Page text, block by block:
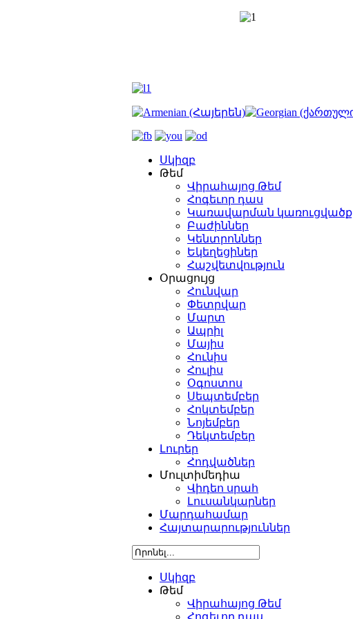
Սկիզբ
Թեմ
Վիրահայոց Թեմ
Հոգեւոր դաս
Կառավարման կառուցվածք
Բաժիններ
Կենտրոններ
Եկեղեցիներ
Հաշվետվություն
Օրացույց
Հունվար
Փետրվար
Մարտ
Ապրիլ
Մայիս
Հունիս
Հուլիս
Օգոստոս
Սեպտեմբեր
Հոկտեմբեր
Նոյեմբեր
Դեկտեմբեր
Լուրեր
Հոդվածներ
Մուլտիմեդիա
Վիդեո սրահ
Լուսանկարներ
Մարդահամար
Հայտարարություններ
Սկիզբ
Թեմ
Վիրահայոց Թեմ
Հոգեւոր դաս